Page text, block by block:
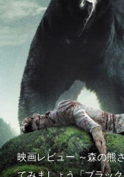
映画レビュー ～森の熊